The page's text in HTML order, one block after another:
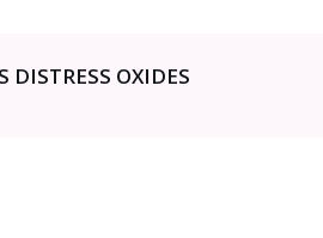
DISTRESS OXIDES